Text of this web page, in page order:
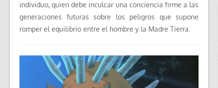
individuo, quien debe inculcar una conciencia firme a las
generaciones futuras sobre los peligros que supone
romper el equilibrio entre el hombre y la Madre Tierra.